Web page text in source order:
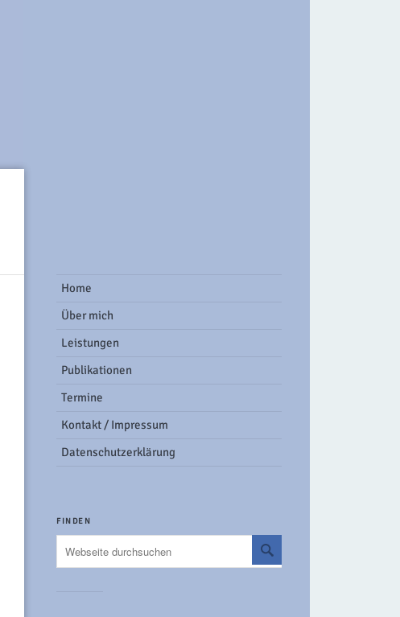
Facebook Group
Home
Über mich
Leistungen
Publikationen
Termine
Kontakt / Impressum
Datenschutzerklärung
FINDEN